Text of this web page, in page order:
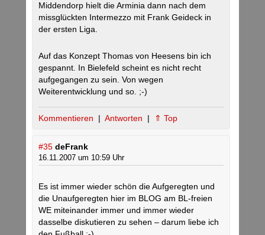
Middendorp hielt die Arminia dann nach dem
missglückten Intermezzo mit Frank Geideck in
der ersten Liga.
Auf das Konzept Thomas von Heesens bin ich
gespannt. In Bielefeld scheint es nicht recht
aufgegangen zu sein. Von wegen
Weiterentwicklung und so. ;-)
Kommentieren | Antworten | ⇑ Top
#35 deFrank
16.11.2007 um 10:59 Uhr
Es ist immer wieder schön die Aufgeregten und
die Unaufgeregten hier im BLOG am BL-freien
WE miteinander immer und immer wieder
dasselbe diskutieren zu sehen – darum liebe ich